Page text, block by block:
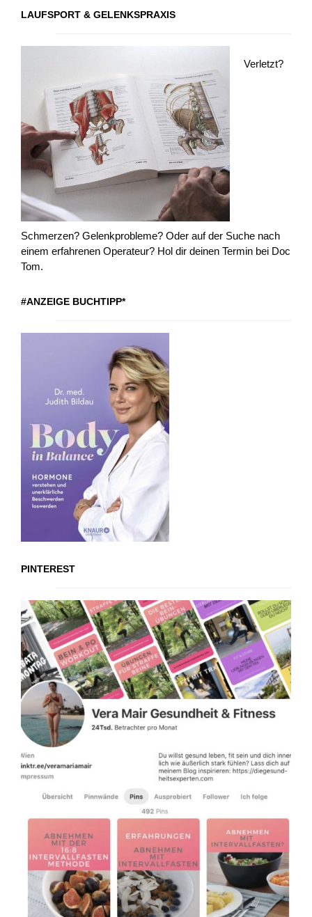
LAUFSPORT & GELENKSPRAXIS
Verletzt?
Schmerzen? Gelenkprobleme? Oder auf der Suche nach
einem erfahrenen Operateur? Hol dir deinen Termin bei Doc
Tom.
#ANZEIGE BUCHTIPP*
PINTEREST